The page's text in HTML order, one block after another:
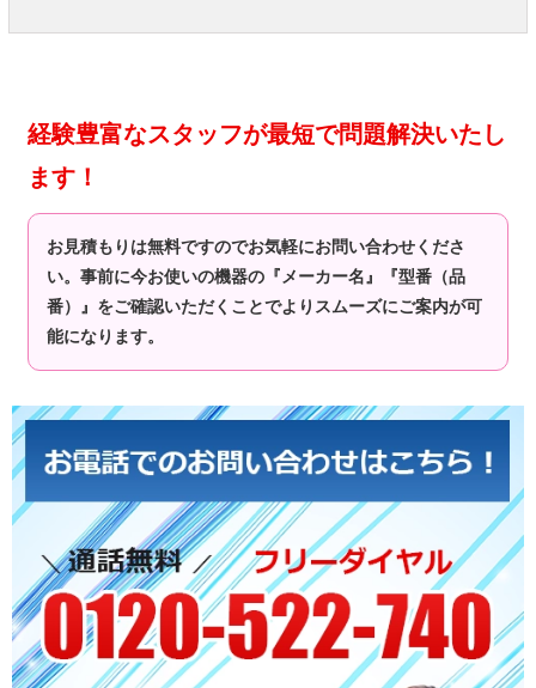
経験豊富なスタッフが最短で問題解決いたし
ます！
お見積もりは無料ですのでお気軽にお問い合わせくださ
い。事前に今お使いの機器の『メーカー名』『型番（品
番）』をご確認いただくことでよりスムーズにご案内が可
能になります。